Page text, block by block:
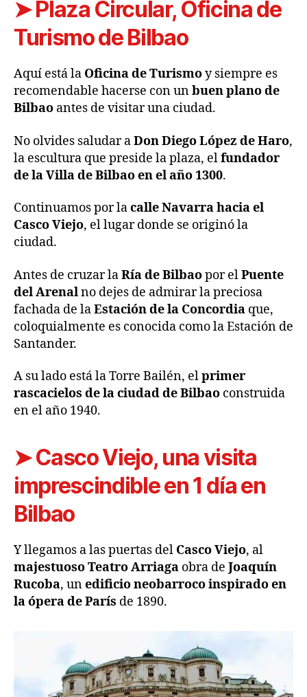
➤Plaza Circular, Oficina de
Turismo de Bilbao
Aquí está la Oficina de Turismoy siempre es
recomendable hacerse con unbuen planode
Bilbao antes de visitar una ciudad.
No olvides saludar aDon Diego López de Haro,
la escultura que preside la plaza, elfundador
de la Villa de Bilbao en el año 1300.
Continuamos por lacalle Navarra hacia el
Casco Viejo, el lugar donde se originó la
ciudad.
Antes de cruzar laRía de Bilbaopor elPuente
del Arenalno dejes de admirar la preciosa
fachada de laEstación de la Concordia que,
coloquialmente es conocida como la Estación de
Santander.
A su lado está la Torre Bailén, elprimer
rascacielos de la ciudad de Bilbao construida
en el año 1940.
➤ Casco Viejo, una visita
imprescindible en 1 día en
Bilbao
Y llegamos a las puertas del Casco Viejo, al
majestuoso Teatro Arriaga obra de Joaquín
Rucoba, unedificio neobarroco inspirado en
la ópera de París de 1890.